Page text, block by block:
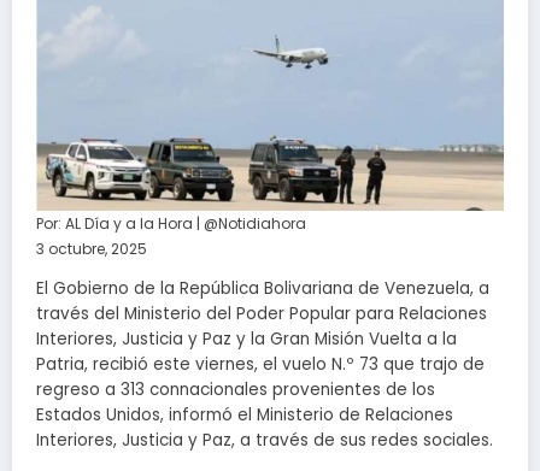
Por: AL Día y a la Hora | @Notidiahora
3 octubre, 2025
El Gobierno de la República Bolivariana de Venezuela, a
través del Ministerio del Poder Popular para Relaciones
Interiores, Justicia y Paz y la Gran Misión Vuelta a la
Patria, recibió este viernes, el vuelo N.º 73 que trajo de
regreso a 313 connacionales provenientes de los
Estados Unidos, informó el Ministerio de Relaciones
Interiores, Justicia y Paz, a través de sus redes sociales.